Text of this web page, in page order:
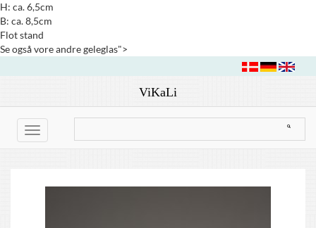
H: ca. 6,5cm
B: ca. 8,5cm
Flot stand
Se også vore andre geleglas">
ViKaLi
Toggle
navigation